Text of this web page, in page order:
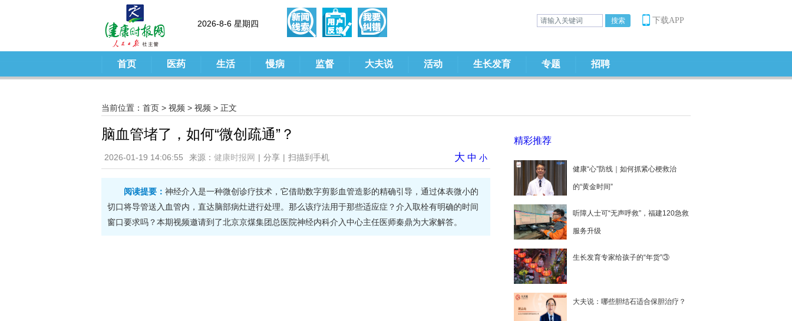
2026-8-6 星期四 下载APP
首页 医药 生活 慢病 监督 大夫说 活动 生长发育 专题 招聘
当前位置： 首页 > 视频 > 视频 > 正文
脑血管堵了，如何“微创疏通”？
2026-01-19 14:06:55 来源： 健康时报网 | 分享 | 扫描到手机 大 中 小
阅读提要： 神经介入是一种微创诊疗技术，它借助数字剪影血管造影的精确引导，通过体表微小的
切口将导管送入血管内，直达脑部病灶进行处理。那么该疗法用于那些适应症？介入取栓有明确的时间
窗口要求吗？本期视频邀请到了北京京煤集团总医院神经内科介入中心主任医师秦鼎为大家解答。
精彩推荐
健康“心”防线｜如何抓紧心梗救治
的“黄金时间”
听障人士可“无声呼救”，福建120急救
服务升级
生长发育专家给孩子的“年货”③
大夫说：哪些胆结石适合保胆治疗？